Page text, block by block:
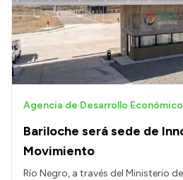
Bariloche será sede de
Movimiento
Agencia de Desarrollo Económico
Río Negro, a través del Ministerio